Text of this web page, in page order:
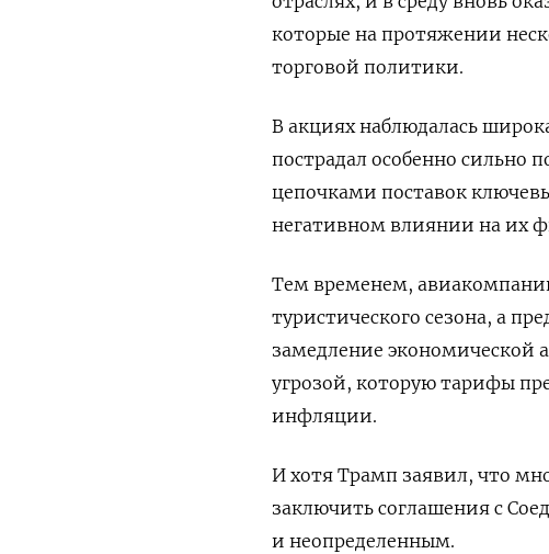
которые на протяжении
торговой политики.
В акциях наблюдалась
пострадал особенно сильно
цепочками поставок
негативном влиянии на их
Тем временем,
туристического сезона, а
замедление экономической
угрозой, которую тарифы
инфляции.
И хотя Трамп заявил, что
заключить соглашения с
и неопределенным.